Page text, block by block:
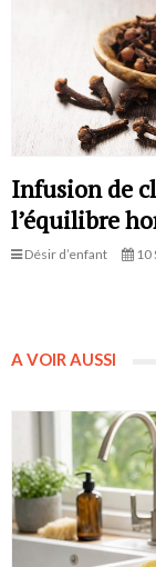
Infusion de
l’équilibre
Désir d’enfant 10
A VOIR AUSSI